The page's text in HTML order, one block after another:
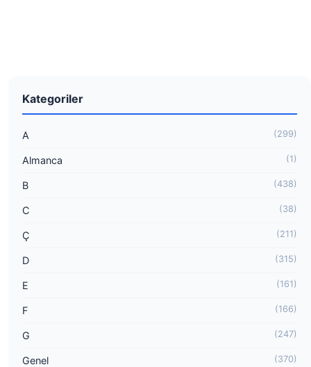
Kategoriler
A (299)
Almanca (1)
B (438)
C (38)
Ç (211)
D (315)
E (161)
F (166)
G (247)
Genel (370)